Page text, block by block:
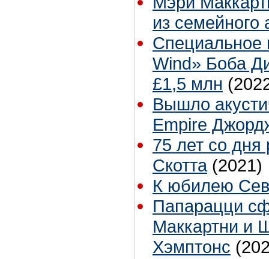
из семейного
Специальное
Wind» Боба
£1,5 млн
Вышло
Empire
75 лет со
Скотта (2021)
К юбилею
Папарацци
Маккартни и
Хэмптонс